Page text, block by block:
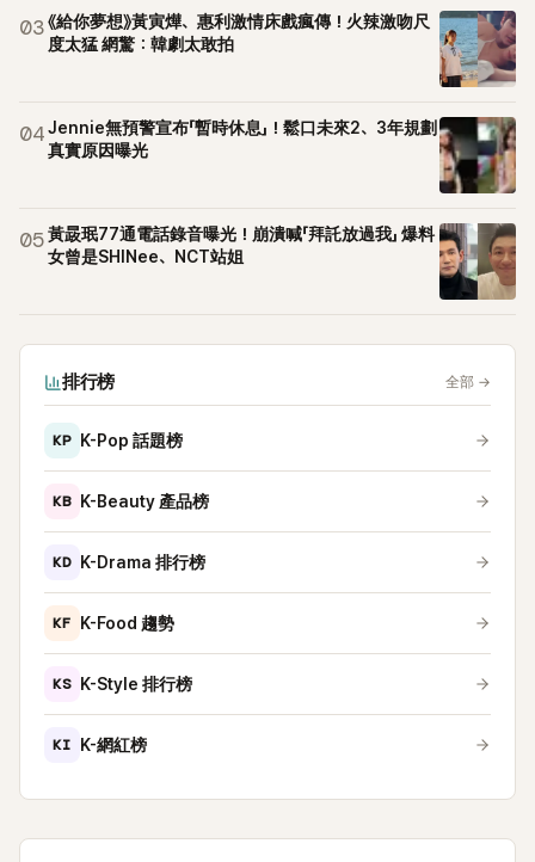
03《給你夢想》黃寅燁、惠利激情床戲瘋傳！火辣激吻尺
度太猛 網驚：韓劇太敢拍
04Jennie無預警宣布「暫時休息」！鬆口未來2、3年規劃
真實原因曝光
05黃晸珉77通電話錄音曝光！崩潰喊「拜託放過我」 爆料
女曾是SHINee、NCT站姐
排行榜 全部 →
KP K-Pop 話題榜
KB K-Beauty 產品榜
KD K-Drama 排行榜
KF K-Food 趨勢
KS K-Style 排行榜
KI K-網紅榜